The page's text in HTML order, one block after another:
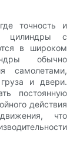
точность и
цилиндры с
в широком
обычно
самолетами,
и двери.
постоянную
действия
что